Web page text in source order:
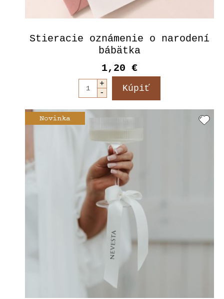
Stieracie oznámenie o narodení
bábätka
1,20 €